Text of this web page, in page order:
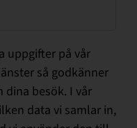
uppgifter på vår
så godkänner
besök. I vår
data vi samlar in,